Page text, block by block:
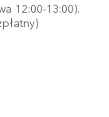
12:00-13:00).